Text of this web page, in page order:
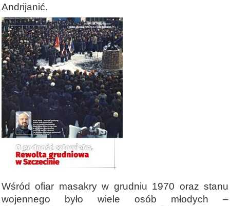
Andrijanić.
Wśród ofiar masakry w grudniu 1970 oraz stanu
wojennego było wiele osób młodych –